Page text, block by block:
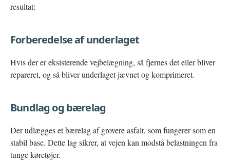
resultat:
Forberedelse af underlaget
Hvis der er eksisterende vejbelægning, så fjernes det eller bliver
repareret, og så bliver underlaget jævnet og komprimeret.
Bundlag og bærelag
Der udlægges et bærelag af grovere asfalt, som fungerer som en
stabil base. Dette lag sikrer, at vejen kan modstå belastningen fra
tunge køretøjer.